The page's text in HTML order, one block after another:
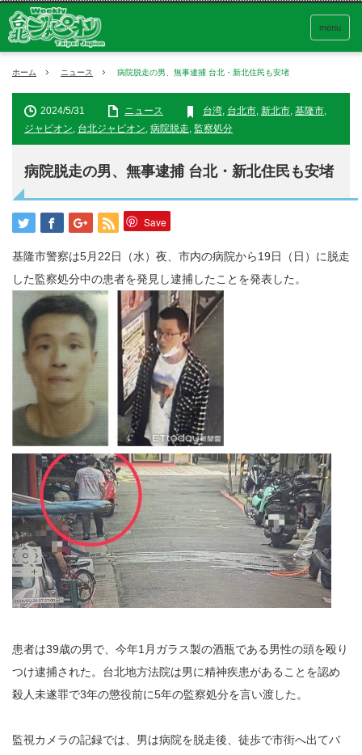
menu
ホーム ニュース 病院脱走の男、無事逮捕 台北・新北住民も安堵
2024/5/31 ニュース 台湾, 台北市, 新北市, 基隆市,
ジャピオン, 台北ジャピオン, 病院脱走, 監察処分
病院脱走の男、無事逮捕 台北・新北住民も安堵
Save
基隆市警察は5月22日（水）夜、市内の病院から19日（日）に脱走
した監察処分中の患者を発見し逮捕したことを発表した。
患者は39歳の男で、今年1月ガラス製の酒瓶である男性の頭を殴り
つけ逮捕された。台北地方法院は男に精神疾患があることを認め
殺人未遂罪で3年の懲役前に5年の監察処分を言い渡した。
監視カメラの記録では、男は病院を脱走後、徒歩で市街へ出てバ